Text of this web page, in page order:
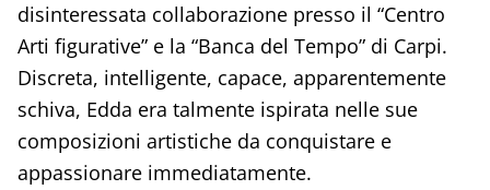
disinteressata collaborazione presso il “Centro
Arti figurative” e la “Banca del Tempo” di Carpi.
Discreta, intelligente, capace, apparentemente
schiva, Edda era talmente ispirata nelle sue
composizioni artistiche da conquistare e
appassionare immediatamente.